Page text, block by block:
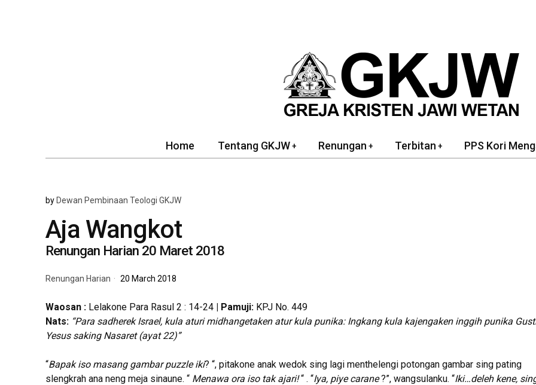
Home Tentang GKJW Renungan Terbitan PPS Kori
by Dewan Pembinaan Teologi GKJW
Aja Wangkot
Renungan Harian 20 Maret 2018
Renungan Harian 20 March 2018
Waosan :Lelakone Para Rasul 2 : 14-24| Pamuji: KPJ No. 449
Nats: “Para sadherek Israel, kula aturi midhangetaken atur kula punika: Ingkang kula kajengaken inggih punika
Yesus saking Nasaret (ayat 22)”
“Bapak iso masang gambar puzzle iki? “, pitakone anak wedok sing lagi menthelengi potongan gambar sing pating
slengkrah ana neng meja sinaune. “ Menawa ora iso tak ajari!“ . “Iya, piye carane?”, wangsulanku. “Iki…deleh kene,